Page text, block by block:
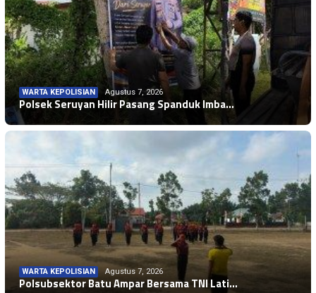
WARTA KEPOLISIAN Agustus 7, 2026
Polsek Seruyan Hilir Pasang Spanduk Imba…
WARTA KEPOLISIAN Agustus 7, 2026
Polsubsektor Batu Ampar Bersama TNI Lati…